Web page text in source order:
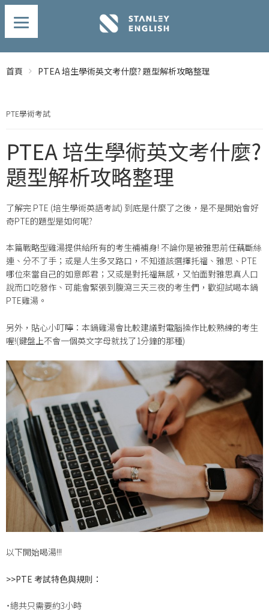
首頁 PTEA 培生學術英文考什麼? 題型解析攻略整理
PTE學術考試
PTEA 培生學術英文考什麼?
題型解析攻略整理
了解完 PTE (培生學術英語考試) 到底是什麼了之後，是不是開始會好
奇PTE的題型是如何呢?
本篇戰略型雞湯提供給所有的考生補補身! 不論你是被雅思前任藕斷絲
連、分不了手；或是人生多叉路口，不知道該選擇托福、雅思、PTE
哪位來當自己的如意郎君；又或是對托福無感，又怕面對雅思真人口
說而口吃發作、可能會緊張到腹瀉三天三夜的考生們，歡迎試喝本鍋
PTE雞湯。
另外，貼心小叮嚀：本鍋雞湯會比較建議對電腦操作比較熟練的考生
喔!(鍵盤上不會一個英文字母就找了1分鐘的那種)
以下開始喝湯!!!
>>PTE 考試特色與規則：
˙總共只需要約3小時